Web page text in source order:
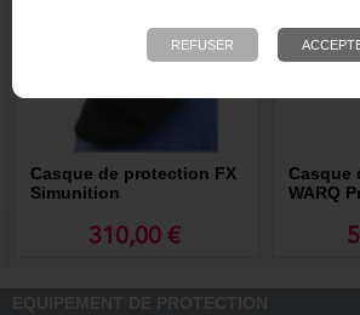
Casque de protection FX
Simunition
310,00 €
Casque
WARQ